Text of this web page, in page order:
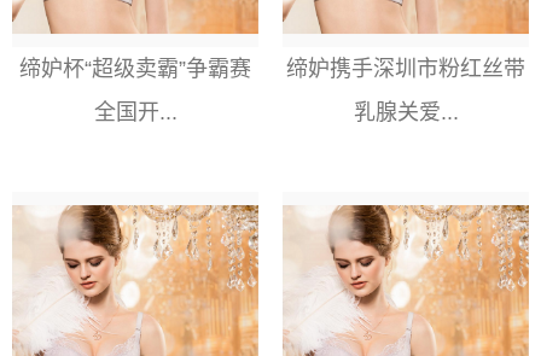
缔妒杯“超级卖霸”争霸赛
全国开...
缔妒携手深圳市粉红丝带
乳腺关爱...